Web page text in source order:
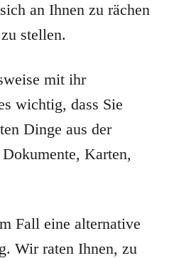
an Ihnen zu rächen
stellen.
mit ihr
wichtig, dass Sie
Dinge aus der
Karten,
Fall eine alternative
Wir raten Ihnen, zu